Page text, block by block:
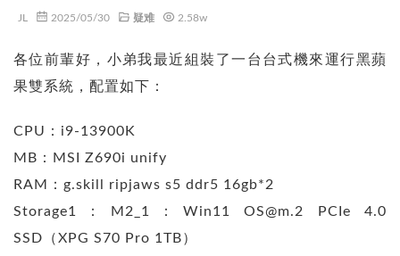
JL 2025/05/30 疑难 2.58w
各位前輩好，小弟我最近組裝了一台台式機來運行黑蘋
果雙系統，配置如下：
CPU：i9-13900K
MB：MSI Z690i unify
RAM：g.skill ripjaws s5 ddr5 16gb*2
Storage1：M2_1：Win11 OS@m.2 PCIe 4.0
SSD（XPG S70 Pro 1TB）